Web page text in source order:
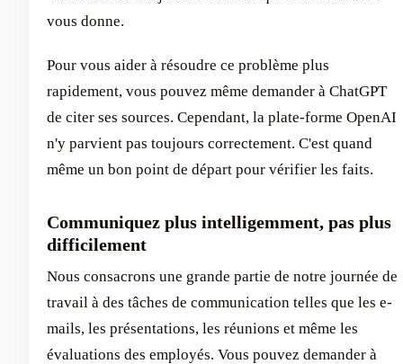
vous donne.
Pour vous aider à résoudre ce problème plus
rapidement, vous pouvez même demander à ChatGPT
de citer ses sources. Cependant, la plate-forme OpenAI
n'y parvient pas toujours correctement. C'est quand
même un bon point de départ pour vérifier les faits.
Communiquez plus intelligemment, pas plus
difficilement
Nous consacrons une grande partie de notre journée de
travail à des tâches de communication telles que les e-
mails, les présentations, les réunions et même les
évaluations des employés. Vous pouvez demander à